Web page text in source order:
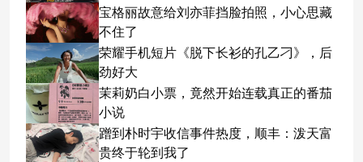
宝格丽故意给刘亦菲挡脸拍照，小心思藏
不住了
荣耀手机短片《脱下长衫的孔乙刁》，后
劲好大
茉莉奶白小票，竟然开始连载真正的番茄
小说
蹭到朴时宇收信事件热度，顺丰：泼天富
贵终于轮到我了